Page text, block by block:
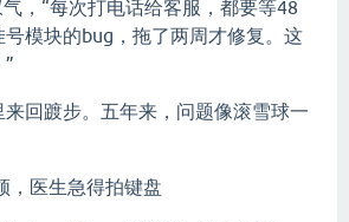
，“每次打电话给客服，都要等48
模块的bug，拖了两周才修复。这
回踱步。五年来，问题像滚雪球一
，医生急得拍键盘